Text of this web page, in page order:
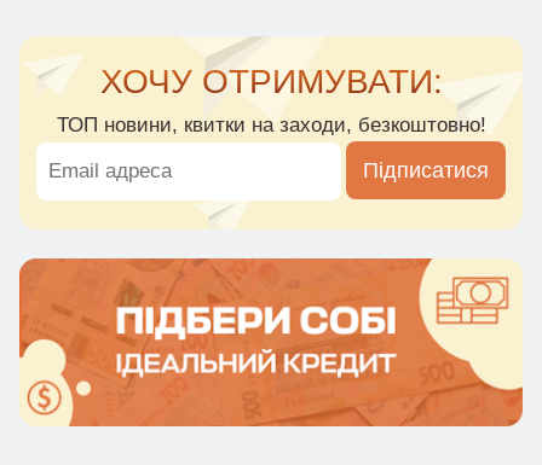
ХОЧУ ОТРИМУВАТИ:
ТОП новини, квитки на заходи, безкоштовно!
Підписатися